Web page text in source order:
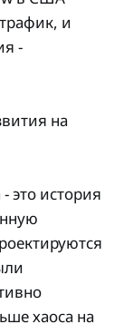
и
-
на
это история
хаоса на